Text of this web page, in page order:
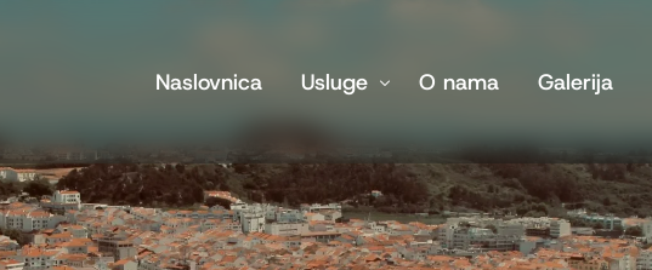
Naslovnica Usluge
Hodočašća
Kultura i baština
O nama Galerija